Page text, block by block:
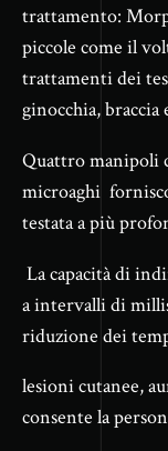
trattamento:
piccole come il
trattamenti dei
ginocchia, braccia
Quattro manipoli
microaghi
testata a più
La capacità di
a intervalli di
riduzione dei
lesioni cutanee,
consente la